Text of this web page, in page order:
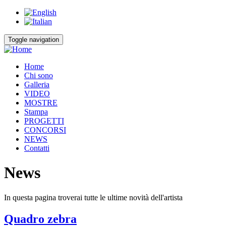
Skip
content
Toggle navigation
Main
navigation
Home
Chi sono
Galleria
VIDEO
MOSTRE
Stampa
PROGETTI
CONCORSI
NEWS
Contatti
News
In questa pagina troverai tutte le ultime novità dell'artista
Quadro zebra